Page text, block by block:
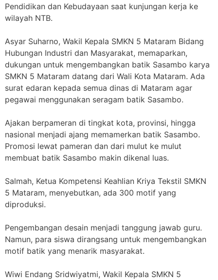
Pendidikan dan Kebudayaan saat kunjungan kerja ke
wilayah NTB.
Asyar Suharno, Wakil Kepala SMKN 5 Mataram Bidang
Hubungan Industri dan Masyarakat, memaparkan,
dukungan untuk mengembangkan batik Sasambo karya
SMKN 5 Mataram datang dari Wali Kota Mataram. Ada
surat edaran kepada semua dinas di Mataram agar
pegawai menggunakan seragam batik Sasambo.
Ajakan berpameran di tingkat kota, provinsi, hingga
nasional menjadi ajang memamerkan batik Sasambo.
Promosi lewat pameran dan dari mulut ke mulut
membuat batik Sasambo makin dikenal luas.
Salmah, Ketua Kompetensi Keahlian Kriya Tekstil SMKN
5 Mataram, menyebutkan, ada 300 motif yang
diproduksi.
Pengembangan desain menjadi tanggung jawab guru.
Namun, para siswa dirangsang untuk mengembangkan
motif batik yang menarik masyarakat.
Wiwi Endang Sridwiyatmi, Wakil Kepala SMKN 5